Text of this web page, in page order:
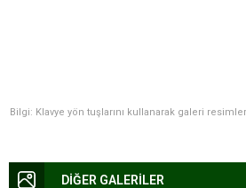
Bilgi: Klavye yön tuşlarını kullanarak galeri
DİĞER GALERİLER